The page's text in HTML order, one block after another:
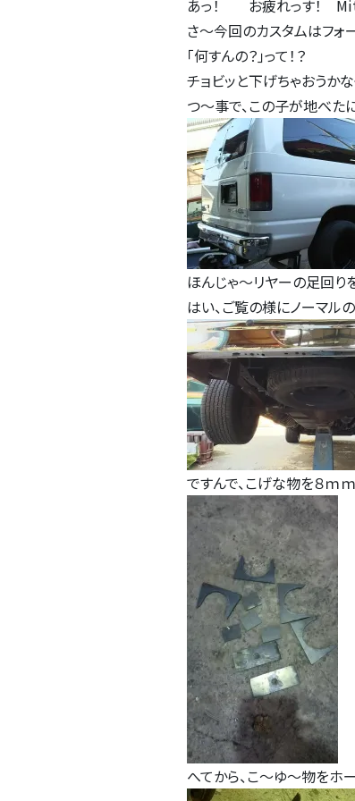
あっ！ お疲れっす！
さ～今回のカスタムはフォ
｢何すんの？｣って！？
チョビッと下げちゃおうかなっ
つ～事で、この子が地べた
ほんじゃ～リヤーの足回り
はい、ご覧の様にノーマル
ですんで、こげな物を８ｍ
へてから、こ～ゆ～物をホ